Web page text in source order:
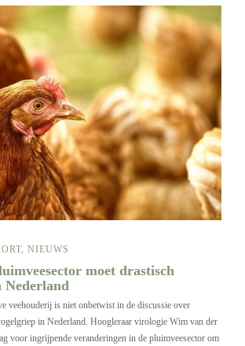
NIEUWS
moet drastisch
Nederland
veehouderij is niet onbetwist in de discussie over
in Nederland. Hoogleraar virologie Wim van der
voor ingrijpende veranderingen in de pluimveesector om